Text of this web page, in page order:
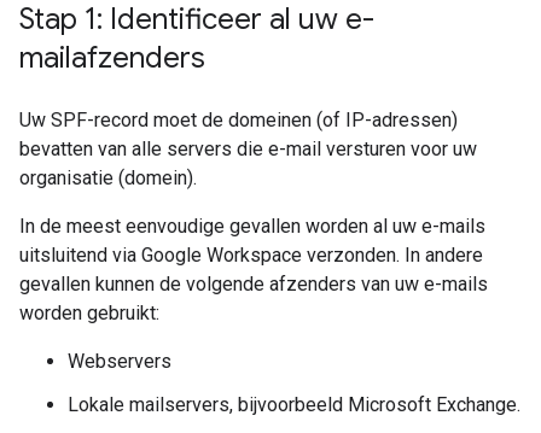
Stap 1: Identificeer al uw e-
mailafzenders
Uw SPF-record moet de domeinen (of IP-adressen)
bevatten van alle servers die e-mail versturen voor uw
organisatie (domein).
In de meest eenvoudige gevallen worden al uw e-mails
uitsluitend via Google Workspace verzonden. In andere
gevallen kunnen de volgende afzenders van uw e-mails
worden gebruikt:
Webservers
Lokale mailservers, bijvoorbeeld Microsoft Exchange.